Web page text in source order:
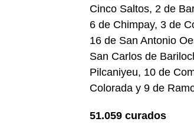
Cinco Saltos, 2 de
6 de Chimpay, 3 de
16 de San Antonio
San Carlos de
Pilcaniyeu, 10 de
Colorada y 9 de
51.059 curados